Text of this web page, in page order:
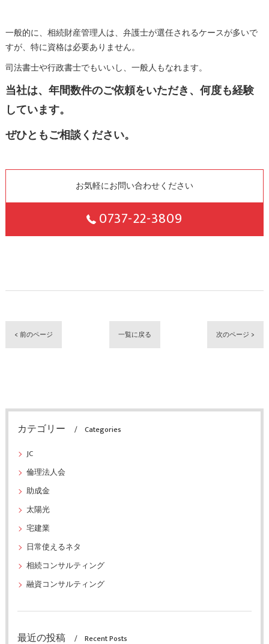
一般的に、相続財産管理人は、弁護士が選任されるケースが多いで
すが、特に資格は必要ありません。
司法書士や行政書士でもいいし、一般人もなれます。
当社は、年間数件のご依頼をいただき、何度も経験
しています。
ぜひともご相談ください。
お気軽にお問い合わせください
0737-22-3809
< 前のページ 一覧に戻る 次のページ >
カテゴリー
Categories
JC
倫理法人会
助成金
太陽光
宅建業
日常使えるネタ
相続コンサルティング
融資コンサルティング
最近の投稿 Recent Posts